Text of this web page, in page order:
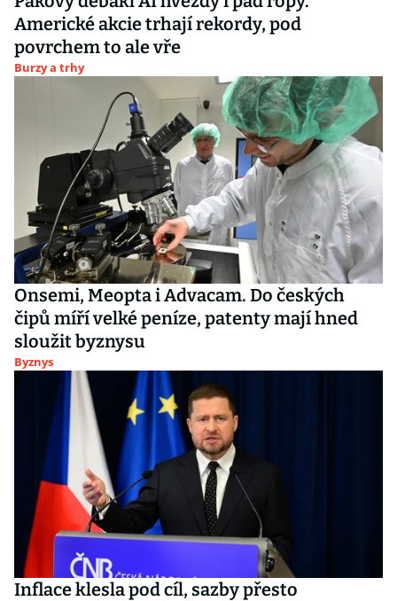
Americké akcie trhají rekordy, pod
povrchem to ale vře
Burzy a trhy
Onsemi, Meopta i Advacam. Do českých
čipů míří velké peníze, patenty mají hned
sloužit byznysu
Byznys
Inflace klesla pod cíl, sazby přesto